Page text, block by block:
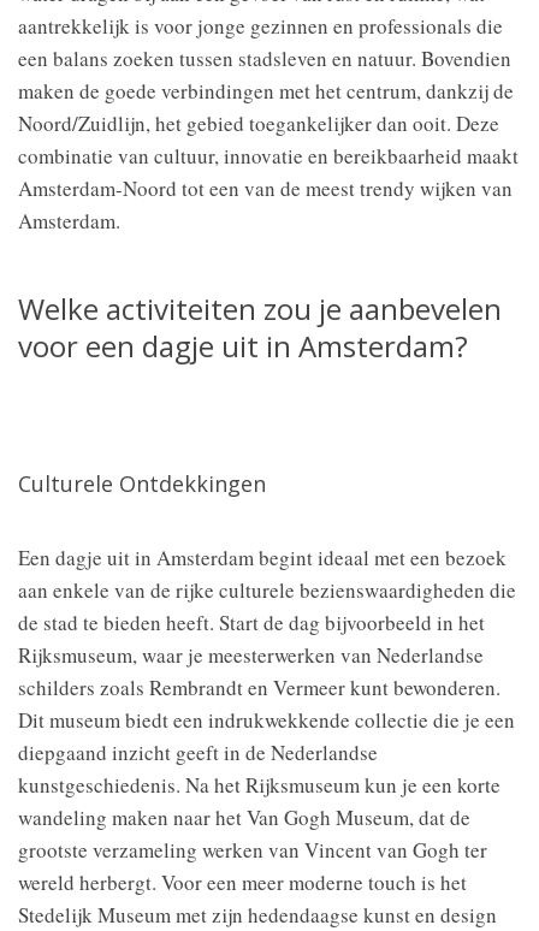
aantrekkelijk is voor jonge gezinnen en professionals die
een balans zoeken tussen stadsleven en natuur. Bovendien
maken de goede verbindingen met het centrum, dankzij de
Noord/Zuidlijn, het gebied toegankelijker dan ooit. Deze
combinatie van cultuur, innovatie en bereikbaarheid maakt
Amsterdam-Noord tot een van de meest trendy wijken van
Amsterdam.
Welke activiteiten zou je aanbevelen
voor een dagje uit in Amsterdam?
Culturele Ontdekkingen
Een dagje uit in Amsterdam begint ideaal met een bezoek
aan enkele van de rijke culturele bezienswaardigheden die
de stad te bieden heeft. Start de dag bijvoorbeeld in het
Rijksmuseum, waar je meesterwerken van Nederlandse
schilders zoals Rembrandt en Vermeer kunt bewonderen.
Dit museum biedt een indrukwekkende collectie die je een
diepgaand inzicht geeft in de Nederlandse
kunstgeschiedenis. Na het Rijksmuseum kun je een korte
wandeling maken naar het Van Gogh Museum, dat de
grootste verzameling werken van Vincent van Gogh ter
wereld herbergt. Voor een meer moderne touch is het
Stedelijk Museum met zijn hedendaagse kunst en design